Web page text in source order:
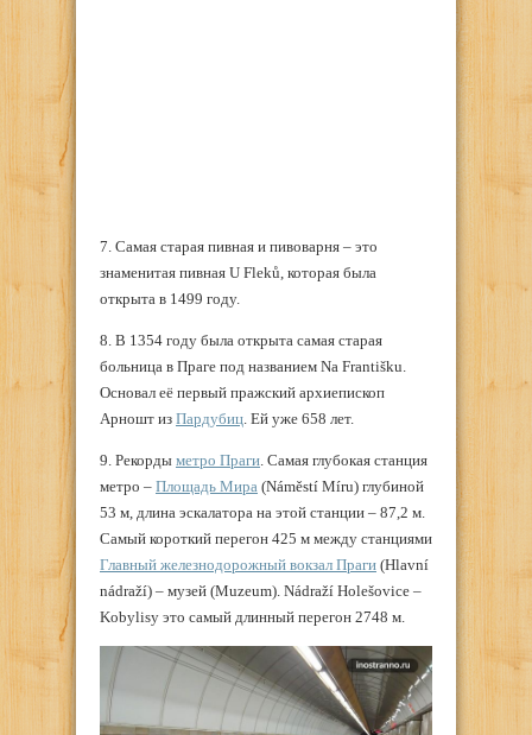
7. Самая старая пивная и пивоварня – это
знаменитая пивная U Fleků, которая была
открыта в 1499 году.
8. В 1354 году была открыта самая старая
больница в Праге под названием Na Františku.
Основал её первый пражский архиепископ
Арношт из Пардубиц . Ей уже 658 лет.
9. Рекорды метро Праги . Самая глубокая станция
метро – Площадь Мира (Náměstí Míru) глубиной
53 м, длина эскалатора на этой станции – 87,2 м.
Самый короткий перегон 425 м между станциями
Главный железнодорожный вокзал Праги (Hlavní
nádraží) – музей (Muzeum). Nádraží Holešovice –
Kobylisy это самый длинный перегон 2748 м.